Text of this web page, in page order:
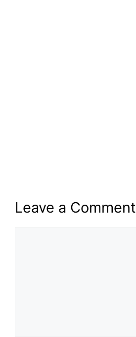
Leave a Comment